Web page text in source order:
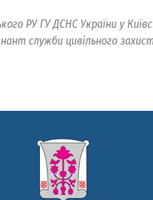
РУ ГУ ДСНС України у
служби цивільного